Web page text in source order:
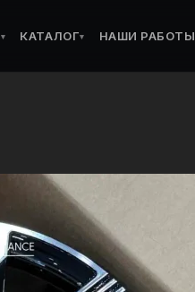
▾ КАТАЛОГ▾ НАШИ РАБОТЫ